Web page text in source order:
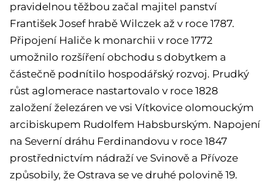
pravidelnou těžbou začal majitel panství
František Josef hrabě Wilczek až v roce 1787.
Připojení Haliče k monarchii v roce 1772
umožnilo rozšíření obchodu s dobytkem a
částečně podnítilo hospodářský rozvoj. Prudký
růst aglomerace nastartovalo v roce 1828
založení železáren ve vsi Vítkovice olomouckým
arcibiskupem Rudolfem Habsburským. Napojení
na Severní dráhu Ferdinandovu v roce 1847
prostřednictvím nádraží ve Svinově a Přívoze
způsobily, že Ostrava se ve druhé polovině 19.